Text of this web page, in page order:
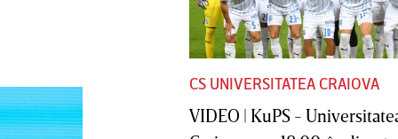
CS UNIVERSITATEA CRAIOVA
VIDEO | KuPS -